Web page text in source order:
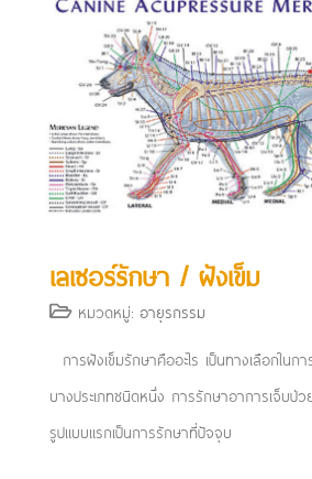
เลเซอร์รักษา / ฝังเข็ม
หมวดหมู่: อายุรกรรม
การฝังเข็มรักษาคืออะไร เป็นทางเลือกในก
บางประเภทชนิดหนึ่ง การรักษาอาการเจ็บป่
รูปแบบแรกเป็นการรักษาที่ปัจจุบ